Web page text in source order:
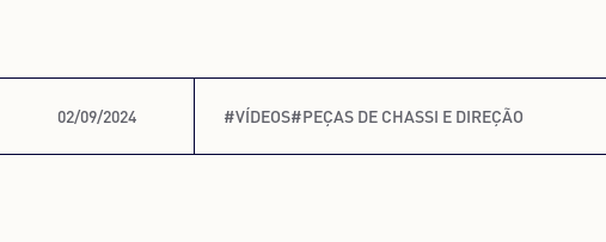
02/09/2024 #VÍDEOS#PEÇAS DE CHASSI E DIREÇÃO